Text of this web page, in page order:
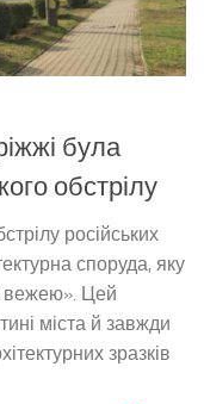
була
обстрілу
російських
споруда, яку
вежею». Цей
міста й завжди
зразків